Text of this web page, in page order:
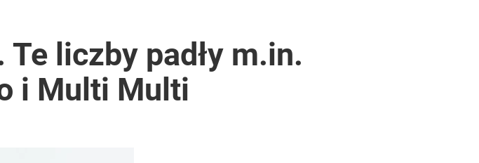
liczby padły m.in.
i Multi Multi